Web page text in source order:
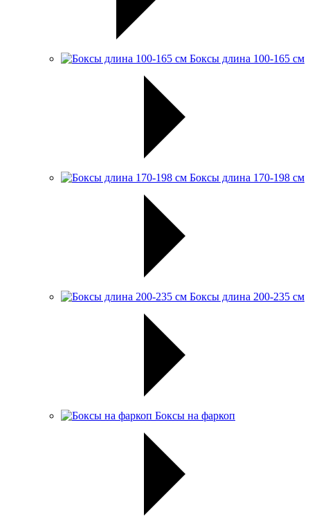
Боксы длина 100-165 см
Боксы длина 170-198 см
Боксы длина 200-235 см
Боксы на фаркоп